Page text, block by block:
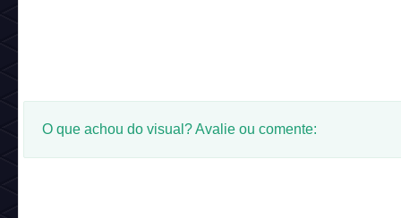
O que achou do visual? Avalie ou comente: